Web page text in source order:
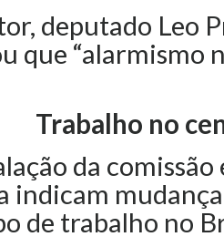
deputado Leo
que “alarmismo
Trabalho no
da
indicam
de trabalho no